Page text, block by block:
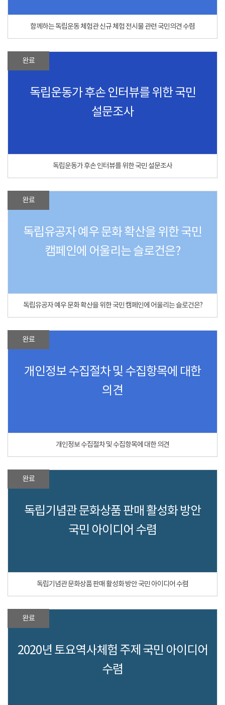
함께하는 독립운동 체험관 신규 체험 전시물 관련 국민의견 수렴
완료
독립운동가 후손 인터뷰를 위한 국민
설문조사
독립운동가 후손 인터뷰를 위한 국민 설문조사
완료
독립유공자 예우 문화 확산을 위한 국민
캠페인에 어울리는 슬로건은?
독립유공자 예우 문화 확산을 위한 국민 캠페인에 어울리는 슬로건은?
완료
개인정보 수집절차 및 수집항목에 대한
의견
개인정보 수집절차 및 수집항목에 대한 의견
완료
독립기념관 문화상품 판매 활성화 방안
국민 아이디어 수렴
독립기념관 문화상품 판매 활성화 방안 국민 아이디어 수렴
완료
2020년 토요역사체험 주제 국민 아이디어
수렴